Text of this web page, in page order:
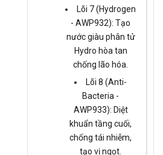
Lõi 7 (Hydrogen
- AWP932): Tạo
nước giàu phân tử
Hydro hòa tan
chống lão hóa.
Lõi 8 (Anti-
Bacteria -
AWP933): Diệt
khuẩn tầng cuối,
chống tái nhiễm,
tạo vị ngọt.